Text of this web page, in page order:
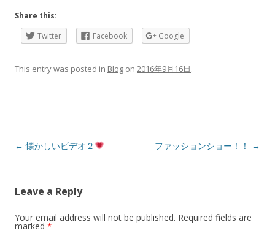
Share this:
Twitter
Facebook Google
This entry was posted in Blog on 2016年9月16日.
Post
← 懐かしいビデオ２ ファッションショー！！ →
Leave a Reply
Your email address will not be published. Required fields are
marked *